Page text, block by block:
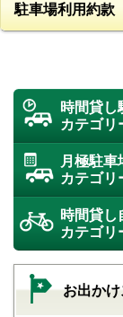
駐車場利用約款
時間貸し
カテゴリ
月極駐車
カテゴリ
時間貸し
カテゴリ
お出か